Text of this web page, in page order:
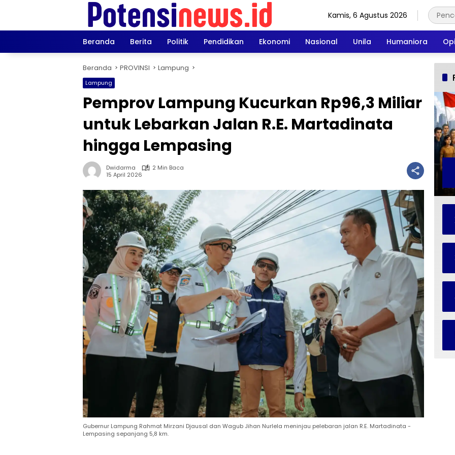
Kamis, 6 Agustus 2026
Beranda Berita Politik Pendidikan Ekonomi Nasional Unila Humaniora
Beranda PROVINSI Lampung
Lampung
Pemprov Lampung Kucurkan Rp96,3 Miliar
untuk Lebarkan Jalan R.E. Martadinata
hingga Lempasing
Dwidarma
2 Min Baca
15 April 2026
Gubernur Lampung Rahmat Mirzani Djausal dan Wagub Jihan Nurlela meninjau pelebaran jalan R.E. Martadinata -
Lempasing sepanjang 5,8 km.